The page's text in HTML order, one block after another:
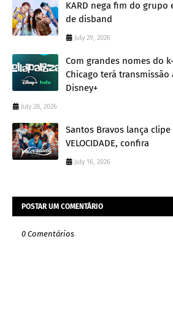
KARD nega fim do grupo
de disband
July 29, 2026
Com grandes nomes do
Chicago terá
Disney+
July 28, 2026
Santos Bravos lança
VELOCIDADE, confira
July 16, 2026
POSTAR UM COMENTÁRIO
0 Comentários